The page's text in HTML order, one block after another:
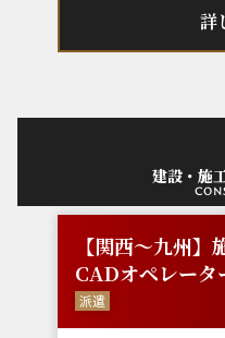
詳
建設・施
【関西～九州】
CADオペレータ
派遣